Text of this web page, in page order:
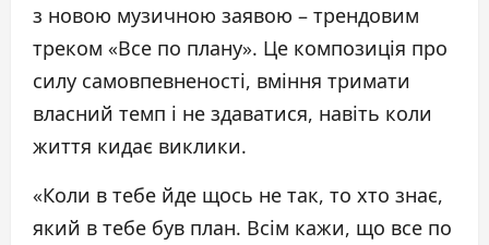
з новою музичною заявою – трендовим
треком «Все по плану». Це композиція про
силу самовпевненості, вміння тримати
власний темп і не здаватися, навіть коли
життя кидає виклики.
«Коли в тебе йде щось не так, то хто знає,
який в тебе був план. Всім кажи, що все по